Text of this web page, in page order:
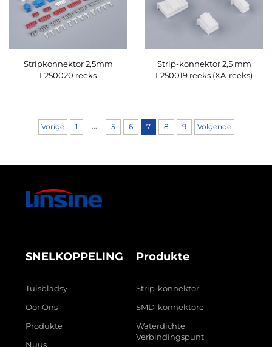
Stripkonnektor 2,5mm
L250020 reeks
Strip-konnektor 2,5 mm
L250019 reeks (XA-reeks)
Vorige 1 5 6 7 8 9 Volgende
SNELKOPPELING
Tuisbladsy
Oor Ons
Produkte
Nuus
Produkte
Strip-konnektor
SMD-konnektore
Waterdichte
Verbindingspunt